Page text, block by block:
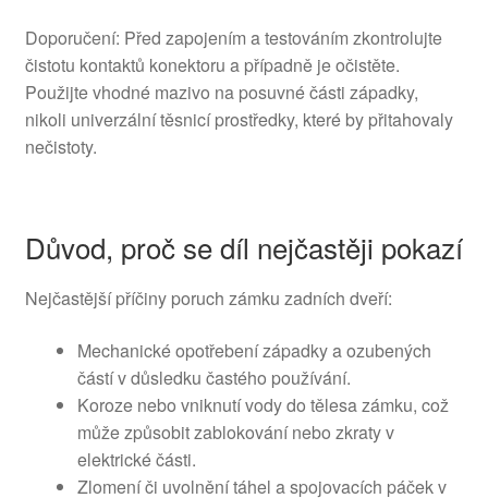
Doporučení: Před zapojením a testováním zkontrolujte
čistotu kontaktů konektoru a případně je očistěte.
Použijte vhodné mazivo na posuvné části západky,
nikoli univerzální těsnicí prostředky, které by přitahovaly
nečistoty.
Důvod, proč se díl nejčastěji pokazí
Nejčastější příčiny poruch zámku zadních dveří:
Mechanické opotřebení západky a ozubených
částí v důsledku častého používání.
Koroze nebo vniknutí vody do tělesa zámku, což
může způsobit zablokování nebo zkraty v
elektrické části.
Zlomení či uvolnění táhel a spojovacích páček v